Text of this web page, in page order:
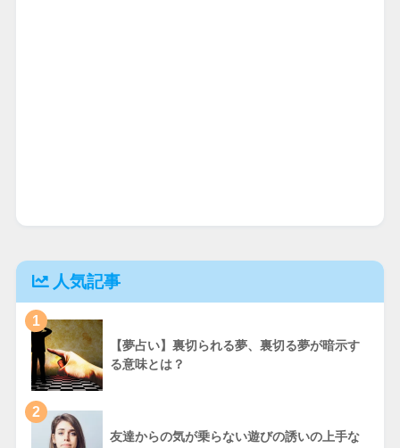
人気記事
1
【夢占い】裏切られる夢、裏切る夢が暗示す
る意味とは？
2
友達からの気が乗らない遊びの誘いの上手な